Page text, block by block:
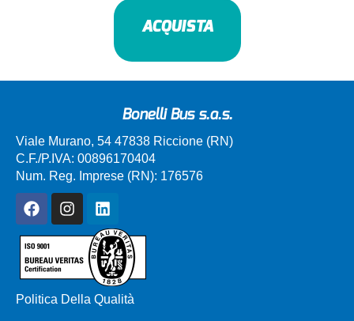
ACQUISTA
Bonelli Bus s.a.s.
Viale Murano, 54 47838 Riccione (RN)
C.F./P.IVA: 00896170404
Num. Reg. Imprese (RN): 176576
Politica Della Qualità